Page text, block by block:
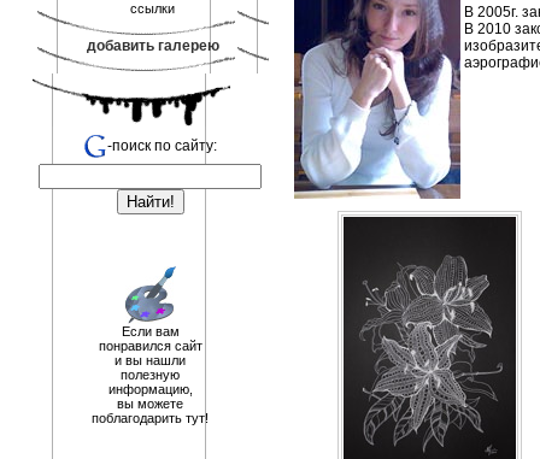
ссылки
добавить галерею
-поиск по сайту:
Если вам
понравился сайт
и вы нашли
полезную
информацию,
вы можете
поблагодарить тут!
В 2005г.
В 2010